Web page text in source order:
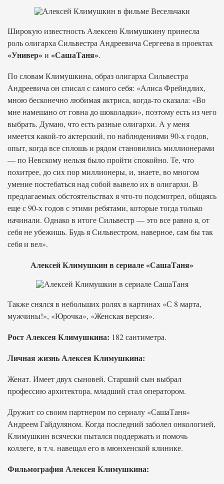
Широкую известность Алексею Климушкину принесла
роль олигарха Сильвестра Андреевича Сергеева в проектах
«Универ»и «СашаТаня».
По словам Климушкина, образ олигарха Сильвестра
Андреевича он списал с самого себя: «Алиса Фрейндлих,
мною бесконечно любимая актриса, когда-то сказала: «Во
мне намешано от говна до шоколадки», поэтому есть из чего
выбрать. Думаю, что есть разные олигархи. А у меня
имеется какой-то актерский, по наблюдениями 90-х годов,
опыт, когда все сплошь и рядом становились миллионерами
— по Невскому нельзя было пройти спокойно. Те, что
похитрее, до сих пор миллионеры, и, знаете, во многом
умение постебаться над собой вывело их в олигархи. В
предлагаемых обстоятельствах я что-то подсмотрел, общаясь
еще с 90-х годов с этими ребятами, которые тогда только
начинали. Однако в итоге Сильвестр — это все равно я, от
себя не убежишь. Будь я Сильвестром, наверное, сам бы так
себя и вел».
Алексей Климушкин в сериале «СашаТаня»
Также снялся в небольших ролях в картинах «С 8 марта,
мужчины!», «Юрочка», «Женская версия».
Рост Алексея Климушкина: 182 сантиметра.
Личная жизнь Алексея Климушкина:
Женат. Имеет двух сыновей. Старший сын выбрал
профессию архитектора, младший стал оператором.
Дружит со своим партнером по сериалу «СашаТаня»
Андреем Гайдуляном. Когда последний заболел онкологией,
Климушкин всячески пытался поддержать и помочь
коллеге, в т.ч. навещал его в мюнхенской клинике.
Фильмография Алексея Климушкина: